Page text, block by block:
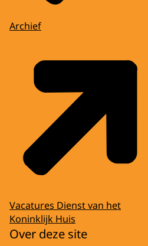
Archief
Vacatures Dienst van het
Koninklijk Huis
Over deze site